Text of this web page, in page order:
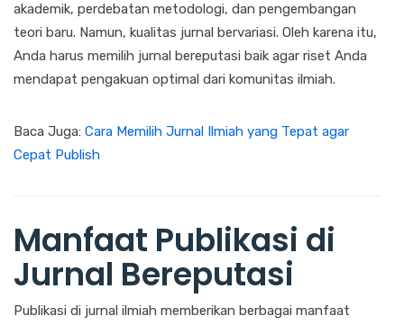
akademik, perdebatan metodologi, dan pengembangan
teori baru. Namun, kualitas jurnal bervariasi. Oleh karena itu,
Anda harus memilih jurnal bereputasi baik agar riset Anda
mendapat pengakuan optimal dari komunitas ilmiah.
Baca Juga: Cara Memilih Jurnal Ilmiah yang Tepat agar
Cepat Publish
Manfaat Publikasi di
Jurnal Bereputasi
Publikasi di jurnal ilmiah memberikan berbagai manfaat